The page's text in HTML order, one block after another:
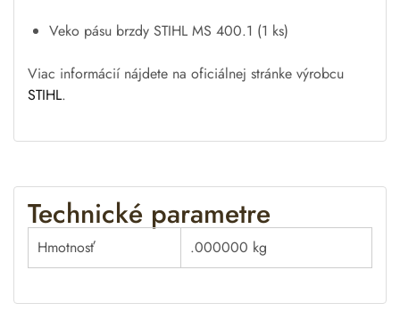
Veko pásu brzdy STIHL MS 400.1 (1 ks)
Viac informácií nájdete na oficiálnej stránke výrobcu
STIHL.
Technické parametre
Hmotnosť .000000 kg